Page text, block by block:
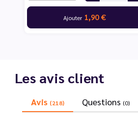
Ajouter 1,90 €
Les avis client
Avis (218) Questions (0)